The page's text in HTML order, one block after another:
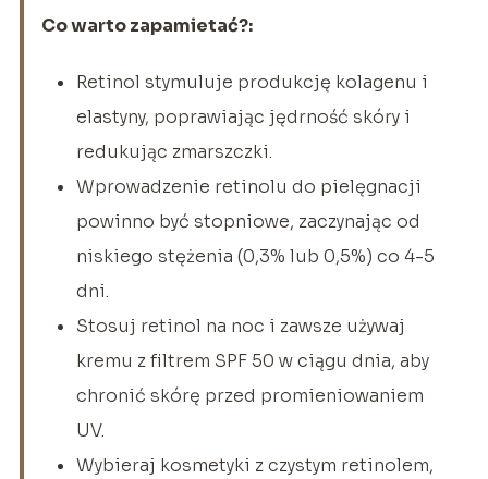
Co warto zapamietać?:
Retinol stymuluje produkcję kolagenu i
elastyny, poprawiając jędrność skóry i
redukując zmarszczki.
Wprowadzenie retinolu do pielęgnacji
powinno być stopniowe, zaczynając od
niskiego stężenia (0,3% lub 0,5%) co 4-5
dni.
Stosuj retinol na noc i zawsze używaj
kremu z filtrem SPF 50 w ciągu dnia, aby
chronić skórę przed promieniowaniem
UV.
Wybieraj kosmetyki z czystym retinolem,